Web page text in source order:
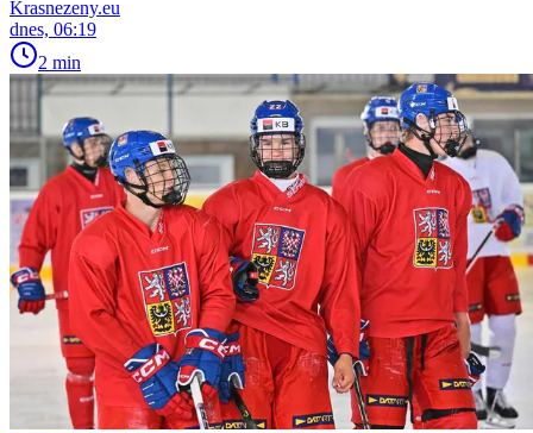
Krasnezeny.eu
dnes, 06:19
2 min